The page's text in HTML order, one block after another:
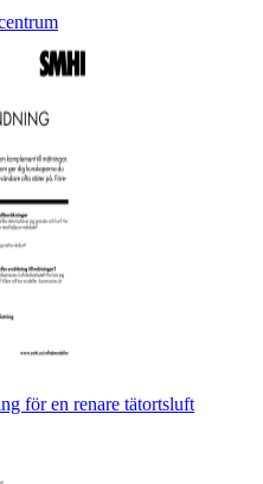
för en renare tätortsluft